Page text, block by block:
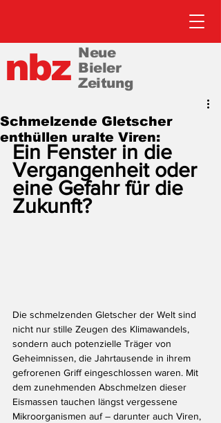
nbz Neue
Bieler
Zeitung
Schmelzende Gletscher
enthüllen uralte Viren:
Ein Fenster in die
Vergangenheit oder
eine Gefahr für die
Zukunft?
Die schmelzenden Gletscher der Welt sind
nicht nur stille Zeugen des Klimawandels,
sondern auch potenzielle Träger von
Geheimnissen, die Jahrtausende in ihrem
gefrorenen Griff eingeschlossen waren. Mit
dem zunehmenden Abschmelzen dieser
Eismassen tauchen längst vergessene
Mikroorganismen auf – darunter auch Viren,